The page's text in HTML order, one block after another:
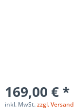
169,00 € *
inkl. MwSt.zzgl.